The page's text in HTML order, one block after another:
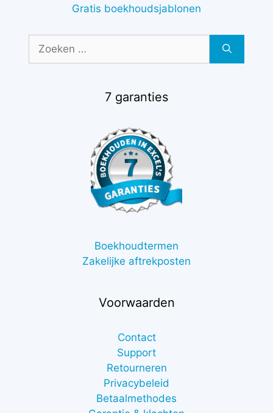
Gratis boekhoudsjablonen
naar:
7 garanties
Boekhoudtermen
Zakelijke aftrekposten
Voorwaarden
Contact
Support
Retourneren
Privacybeleid
Betaalmethodes